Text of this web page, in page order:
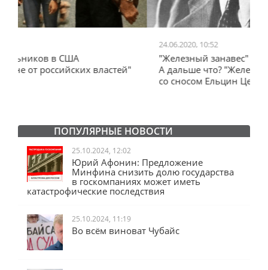
"Железный занавес" Черчилля, план Даллеса.
А дальше что? "Железный занавес" от Запада
ПОПУЛЯРНЫЕ НОВОСТИ
25.10.2024, 12:02
Юрий Афонин: Предложение
Минфина снизить долю государства
в госкомпаниях может иметь
катастрофические последствия
25.10.2024, 11:19
Во всём виноват Чубайс